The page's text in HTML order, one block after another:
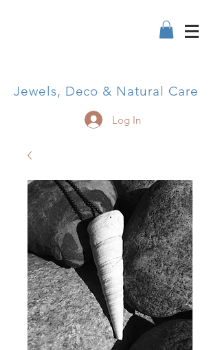
Jewels, Deco & Natural Care
Log In